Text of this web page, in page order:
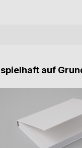
auf